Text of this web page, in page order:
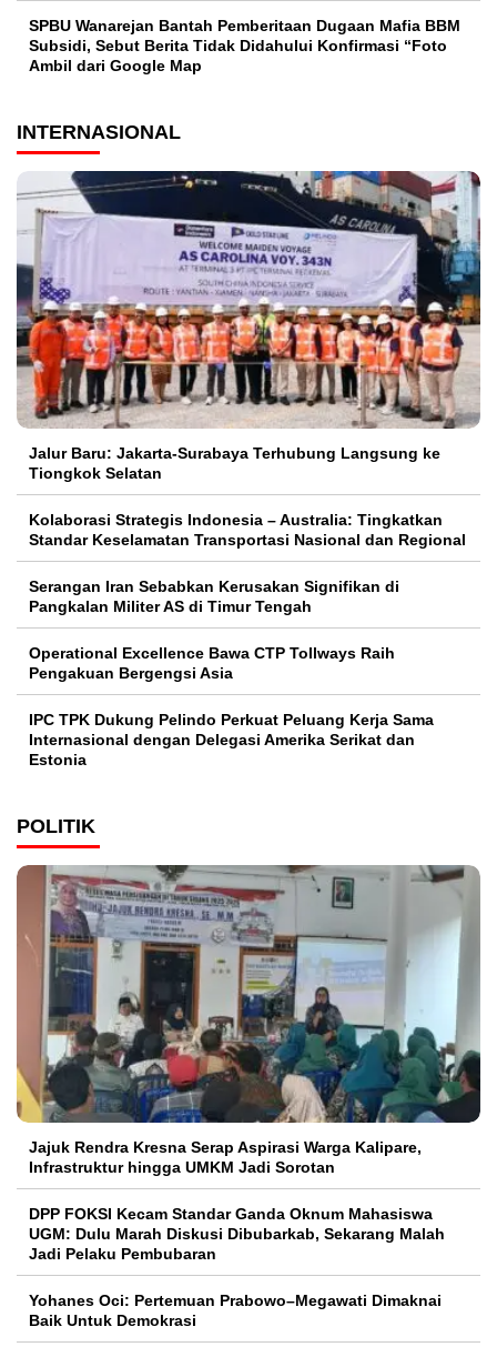
SPBU Wanarejan Bantah Pemberitaan Dugaan Mafia BBM
Subsidi, Sebut Berita Tidak Didahului Konfirmasi “Foto
Ambil dari Google Map
INTERNASIONAL
Jalur Baru: Jakarta-Surabaya Terhubung Langsung ke
Tiongkok Selatan
Kolaborasi Strategis Indonesia – Australia: Tingkatkan
Standar Keselamatan Transportasi Nasional dan Regional
Serangan Iran Sebabkan Kerusakan Signifikan di
Pangkalan Militer AS di Timur Tengah
Operational Excellence Bawa CTP Tollways Raih
Pengakuan Bergengsi Asia
IPC TPK Dukung Pelindo Perkuat Peluang Kerja Sama
Internasional dengan Delegasi Amerika Serikat dan
Estonia
POLITIK
Jajuk Rendra Kresna Serap Aspirasi Warga Kalipare,
Infrastruktur hingga UMKM Jadi Sorotan
DPP FOKSI Kecam Standar Ganda Oknum Mahasiswa
UGM: Dulu Marah Diskusi Dibubarkab, Sekarang Malah
Jadi Pelaku Pembubaran
Yohanes Oci: Pertemuan Prabowo–Megawati Dimaknai
Baik Untuk Demokrasi